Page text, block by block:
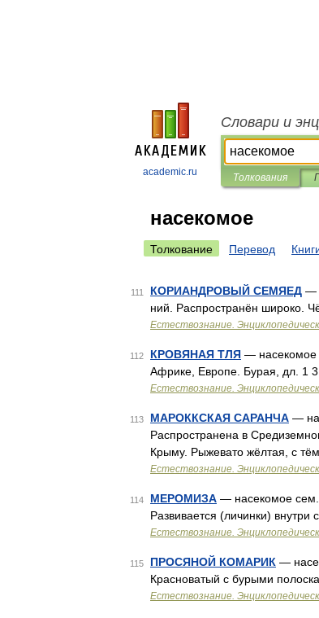
academic.ru
Словари и
Толкования
насекомое
Толкование Перевод
111 КОРИАНДРОВЫЙ СЕМЯЕД —
ний. Распространён широко.
Естествознание.
112 КРОВЯНАЯ ТЛЯ — насекомое
Африке, Европе. Бурая, дл. 1
Естествознание.
113 МАРОККСКАЯ САРАНЧА —
Распространена в
Крыму. Рыжевато жёлтая, с
Естествознание.
114 МЕРОМИЗА — насекомое сем.
Развивается (личинки) внутри
Естествознание.
115 ПРОСЯНОЙ КОМАРИК —
Красноватый с бурыми
Естествознание.